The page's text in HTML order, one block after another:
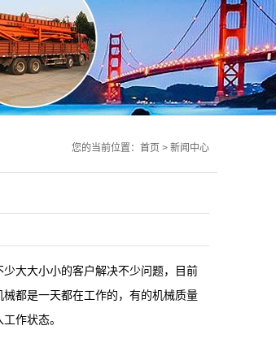
您的当前位置： 首页 > 新闻中心
大大小小的客户解决不少问题，目前
都是一天都在工作的，有的机械质量
作状态。